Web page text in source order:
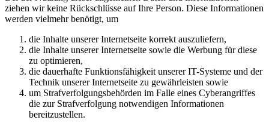
ziehen wir keine Rückschlüsse auf Ihre Person. Diese Informationen
werden vielmehr benötigt, um
die Inhalte unserer Internetseite korrekt auszuliefern,
die Inhalte unserer Internetseite sowie die Werbung für diese
zu optimieren,
die dauerhafte Funktionsfähigkeit unserer IT-Systeme und der
Technik unserer Internetseite zu gewährleisten sowie
um Strafverfolgungsbehörden im Falle eines Cyberangriffes
die zur Strafverfolgung notwendigen Informationen
bereitzustellen.